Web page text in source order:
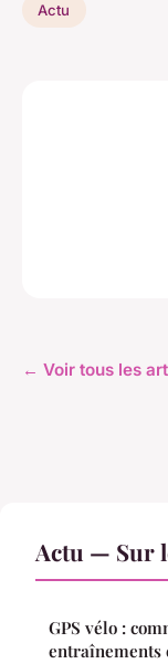
Actu
← Voir tous les
Actu — Sur
GPS vélo :
entraînements